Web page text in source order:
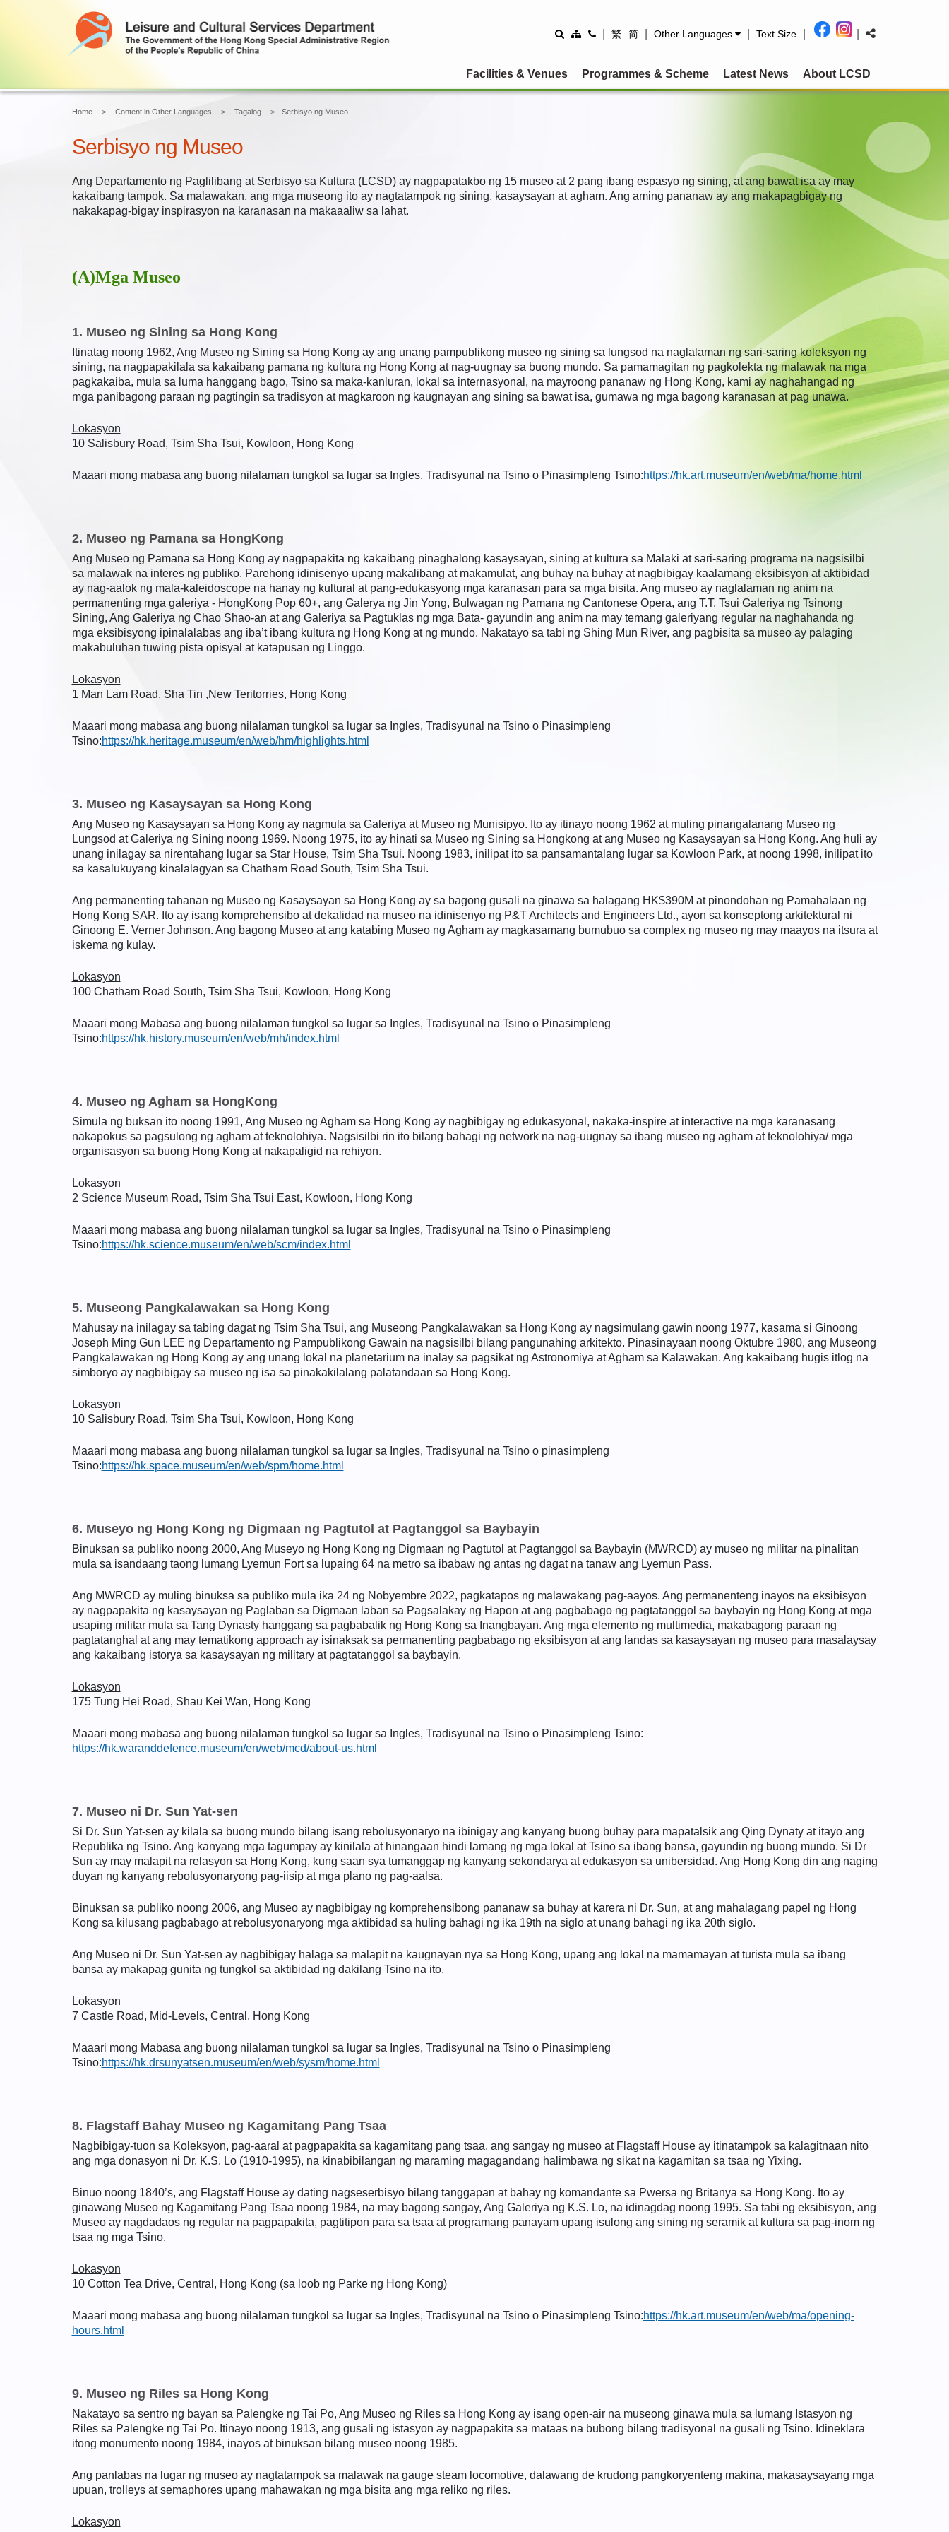
繁 简 Other Languages Text Size
Facilities & Venues Programmes & Scheme Latest News About LCSD
Home Content in Other Languages Tagalog Serbisyo ng Museo
Serbisyo ng Museo
Ang Departamento ng Paglilibang at Serbisyo sa Kultura (LCSD) ay nagpapatakbo ng 15 museo at 2 pang ibang espasyo ng sining, at ang bawat isa ay may
kakaibang tampok. Sa malawakan, ang mga museong ito ay nagtatampok ng sining, kasaysayan at agham. Ang aming pananaw ay ang makapagbigay ng
nakakapag-bigay inspirasyon na karanasan na makaaaliw sa lahat.
(A)Mga Museo
1. Museo ng Sining sa Hong Kong
Itinatag noong 1962, Ang Museo ng Sining sa Hong Kong ay ang unang pampublikong museo ng sining sa lungsod na naglalaman ng sari-saring koleksyon ng
sining, na nagpapakilala sa kakaibang pamana ng kultura ng Hong Kong at nag-uugnay sa buong mundo. Sa pamamagitan ng pagkolekta ng malawak na mga
pagkakaiba, mula sa luma hanggang bago, Tsino sa maka-kanluran, lokal sa internasyonal, na mayroong pananaw ng Hong Kong, kami ay naghahangad ng
mga panibagong paraan ng pagtingin sa tradisyon at magkaroon ng kaugnayan ang sining sa bawat isa, gumawa ng mga bagong karanasan at pag unawa.
Lokasyon
10 Salisbury Road, Tsim Sha Tsui, Kowloon, Hong Kong
Maaari mong mabasa ang buong nilalaman tungkol sa lugar sa Ingles, Tradisyunal na Tsino o Pinasimpleng Tsino:https://hk.art.museum/en/web/ma/home.html
2. Museo ng Pamana sa HongKong
Ang Museo ng Pamana sa Hong Kong ay nagpapakita ng kakaibang pinaghalong kasaysayan, sining at kultura sa Malaki at sari-saring programa na nagsisilbi
sa malawak na interes ng publiko. Parehong idinisenyo upang makalibang at makamulat, ang buhay na buhay at nagbibigay kaalamang eksibisyon at aktibidad
ay nag-aalok ng mala-kaleidoscope na hanay ng kultural at pang-edukasyong mga karanasan para sa mga bisita. Ang museo ay naglalaman ng anim na
permanenting mga galeriya - HongKong Pop 60+, ang Galerya ng Jin Yong, Bulwagan ng Pamana ng Cantonese Opera, ang T.T. Tsui Galeriya ng Tsinong
Sining, Ang Galeriya ng Chao Shao-an at ang Galeriya sa Pagtuklas ng mga Bata- gayundin ang anim na may temang galeriyang regular na naghahanda ng
mga eksibisyong ipinalalabas ang iba’t ibang kultura ng Hong Kong at ng mundo. Nakatayo sa tabi ng Shing Mun River, ang pagbisita sa museo ay palaging
makabuluhan tuwing pista opisyal at katapusan ng Linggo.
Lokasyon
1 Man Lam Road, Sha Tin ,New Teritorries, Hong Kong
Maaari mong mabasa ang buong nilalaman tungkol sa lugar sa Ingles, Tradisyunal na Tsino o Pinasimpleng
Tsino:https://hk.heritage.museum/en/web/hm/highlights.html
3. Museo ng Kasaysayan sa Hong Kong
Ang Museo ng Kasaysayan sa Hong Kong ay nagmula sa Galeriya at Museo ng Munisipyo. Ito ay itinayo noong 1962 at muling pinangalanang Museo ng
Lungsod at Galeriya ng Sining noong 1969. Noong 1975, ito ay hinati sa Museo ng Sining sa Hongkong at ang Museo ng Kasaysayan sa Hong Kong. Ang huli ay
unang inilagay sa nirentahang lugar sa Star House, Tsim Sha Tsui. Noong 1983, inilipat ito sa pansamantalang lugar sa Kowloon Park, at noong 1998, inilipat ito
sa kasalukuyang kinalalagyan sa Chatham Road South, Tsim Sha Tsui.
Ang permanenting tahanan ng Museo ng Kasaysayan sa Hong Kong ay sa bagong gusali na ginawa sa halagang HK$390M at pinondohan ng Pamahalaan ng
Hong Kong SAR. Ito ay isang komprehensibo at dekalidad na museo na idinisenyo ng P&T Architects and Engineers Ltd., ayon sa konseptong arkitektural ni
Ginoong E. Verner Johnson. Ang bagong Museo at ang katabing Museo ng Agham ay magkasamang bumubuo sa complex ng museo ng may maayos na itsura at
iskema ng kulay.
Lokasyon
100 Chatham Road South, Tsim Sha Tsui, Kowloon, Hong Kong
Maaari mong Mabasa ang buong nilalaman tungkol sa lugar sa Ingles, Tradisyunal na Tsino o Pinasimpleng
Tsino:https://hk.history.museum/en/web/mh/index.html
4. Museo ng Agham sa HongKong
Simula ng buksan ito noong 1991, Ang Museo ng Agham sa Hong Kong ay nagbibigay ng edukasyonal, nakaka-inspire at interactive na mga karanasang
nakapokus sa pagsulong ng agham at teknolohiya. Nagsisilbi rin ito bilang bahagi ng network na nag-uugnay sa ibang museo ng agham at teknolohiya/ mga
organisasyon sa buong Hong Kong at nakapaligid na rehiyon.
Lokasyon
2 Science Museum Road, Tsim Sha Tsui East, Kowloon, Hong Kong
Maaari mong mabasa ang buong nilalaman tungkol sa lugar sa Ingles, Tradisyunal na Tsino o Pinasimpleng
Tsino:https://hk.science.museum/en/web/scm/index.html
5. Museong Pangkalawakan sa Hong Kong
Mahusay na inilagay sa tabing dagat ng Tsim Sha Tsui, ang Museong Pangkalawakan sa Hong Kong ay nagsimulang gawin noong 1977, kasama si Ginoong
Joseph Ming Gun LEE ng Departamento ng Pampublikong Gawain na nagsisilbi bilang pangunahing arkitekto. Pinasinayaan noong Oktubre 1980, ang Museong
Pangkalawakan ng Hong Kong ay ang unang lokal na planetarium na inalay sa pagsikat ng Astronomiya at Agham sa Kalawakan. Ang kakaibang hugis itlog na
simboryo ay nagbibigay sa museo ng isa sa pinakakilalang palatandaan sa Hong Kong.
Lokasyon
10 Salisbury Road, Tsim Sha Tsui, Kowloon, Hong Kong
Maaari mong mabasa ang buong nilalaman tungkol sa lugar sa Ingles, Tradisyunal na Tsino o pinasimpleng
Tsino:https://hk.space.museum/en/web/spm/home.html
6. Museyo ng Hong Kong ng Digmaan ng Pagtutol at Pagtanggol sa Baybayin
Binuksan sa publiko noong 2000, Ang Museyo ng Hong Kong ng Digmaan ng Pagtutol at Pagtanggol sa Baybayin (MWRCD) ay museo ng militar na pinalitan
mula sa isandaang taong lumang Lyemun Fort sa lupaing 64 na metro sa ibabaw ng antas ng dagat na tanaw ang Lyemun Pass.
Ang MWRCD ay muling binuksa sa publiko mula ika 24 ng Nobyembre 2022, pagkatapos ng malawakang pag-aayos. Ang permanenteng inayos na eksibisyon
ay nagpapakita ng kasaysayan ng Paglaban sa Digmaan laban sa Pagsalakay ng Hapon at ang pagbabago ng pagtatanggol sa baybayin ng Hong Kong at mga
usaping militar mula sa Tang Dynasty hanggang sa pagbabalik ng Hong Kong sa Inangbayan. Ang mga elemento ng multimedia, makabagong paraan ng
pagtatanghal at ang may tematikong approach ay isinaksak sa permanenting pagbabago ng eksibisyon at ang landas sa kasaysayan ng museo para masalaysay
ang kakaibang istorya sa kasaysayan ng military at pagtatanggol sa baybayin.
Lokasyon
175 Tung Hei Road, Shau Kei Wan, Hong Kong
Maaari mong mabasa ang buong nilalaman tungkol sa lugar sa Ingles, Tradisyunal na Tsino o Pinasimpleng Tsino:
https://hk.waranddefence.museum/en/web/mcd/about-us.html
7. Museo ni Dr. Sun Yat-sen
Si Dr. Sun Yat-sen ay kilala sa buong mundo bilang isang rebolusyonaryo na ibinigay ang kanyang buong buhay para mapatalsik ang Qing Dynaty at itayo ang
Republika ng Tsino. Ang kanyang mga tagumpay ay kinilala at hinangaan hindi lamang ng mga lokal at Tsino sa ibang bansa, gayundin ng buong mundo. Si Dr
Sun ay may malapit na relasyon sa Hong Kong, kung saan sya tumanggap ng kanyang sekondarya at edukasyon sa unibersidad. Ang Hong Kong din ang naging
duyan ng kanyang rebolusyonaryong pag-iisip at mga plano ng pag-aalsa.
Binuksan sa publiko noong 2006, ang Museo ay nagbibigay ng komprehensibong pananaw sa buhay at karera ni Dr. Sun, at ang mahalagang papel ng Hong
Kong sa kilusang pagbabago at rebolusyonaryong mga aktibidad sa huling bahagi ng ika 19th na siglo at unang bahagi ng ika 20th siglo.
Ang Museo ni Dr. Sun Yat-sen ay nagbibigay halaga sa malapit na kaugnayan nya sa Hong Kong, upang ang lokal na mamamayan at turista mula sa ibang
bansa ay makapag gunita ng tungkol sa aktibidad ng dakilang Tsino na ito.
Lokasyon
7 Castle Road, Mid-Levels, Central, Hong Kong
Maaari mong Mabasa ang buong nilalaman tungkol sa lugar sa Ingles, Tradisyunal na Tsino o Pinasimpleng
Tsino:https://hk.drsunyatsen.museum/en/web/sysm/home.html
8. Flagstaff Bahay Museo ng Kagamitang Pang Tsaa
Nagbibigay-tuon sa Koleksyon, pag-aaral at pagpapakita sa kagamitang pang tsaa, ang sangay ng museo at Flagstaff House ay itinatampok sa kalagitnaan nito
ang mga donasyon ni Dr. K.S. Lo (1910-1995), na kinabibilangan ng maraming magagandang halimbawa ng sikat na kagamitan sa tsaa ng Yixing.
Binuo noong 1840’s, ang Flagstaff House ay dating nagseserbisyo bilang tanggapan at bahay ng komandante sa Pwersa ng Britanya sa Hong Kong. Ito ay
ginawang Museo ng Kagamitang Pang Tsaa noong 1984, na may bagong sangay, Ang Galeriya ng K.S. Lo, na idinagdag noong 1995. Sa tabi ng eksibisyon, ang
Museo ay nagdadaos ng regular na pagpapakita, pagtitipon para sa tsaa at programang panayam upang isulong ang sining ng seramik at kultura sa pag-inom ng
tsaa ng mga Tsino.
Lokasyon
10 Cotton Tea Drive, Central, Hong Kong (sa loob ng Parke ng Hong Kong)
Maaari mong mabasa ang buong nilalaman tungkol sa lugar sa Ingles, Tradisyunal na Tsino o Pinasimpleng Tsino:https://hk.art.museum/en/web/ma/opening-
hours.html
9. Museo ng Riles sa Hong Kong
Nakatayo sa sentro ng bayan sa Palengke ng Tai Po, Ang Museo ng Riles sa Hong Kong ay isang open-air na museong ginawa mula sa lumang Istasyon ng
Riles sa Palengke ng Tai Po. Itinayo noong 1913, ang gusali ng istasyon ay nagpapakita sa mataas na bubong bilang tradisyonal na gusali ng Tsino. Idineklara
itong monumento noong 1984, inayos at binuksan bilang museo noong 1985.
Ang panlabas na lugar ng museo ay nagtatampok sa malawak na gauge steam locomotive, dalawang de krudong pangkoryenteng makina, makasaysayang mga
upuan, trolleys at semaphores upang mahawakan ng mga bisita ang mga reliko ng riles.
Lokasyon